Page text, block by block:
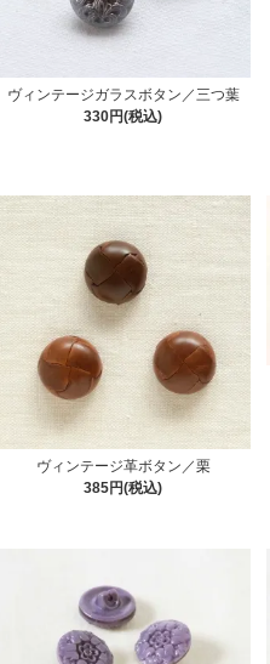
ヴィンテージガラスボタン／三つ葉
330円(税込)
ヴィンテージ革ボタン／栗
385円(税込)